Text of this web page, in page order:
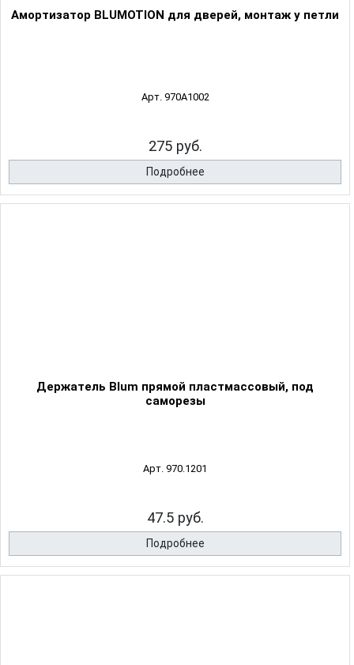
Амортизатор BLUMOTION для дверей, монтаж у петли
Арт. 970A1002
275 руб.
Подробнее
Держатель Blum прямой пластмассовый, под
саморезы
Арт. 970.1201
47.5 руб.
Подробнее